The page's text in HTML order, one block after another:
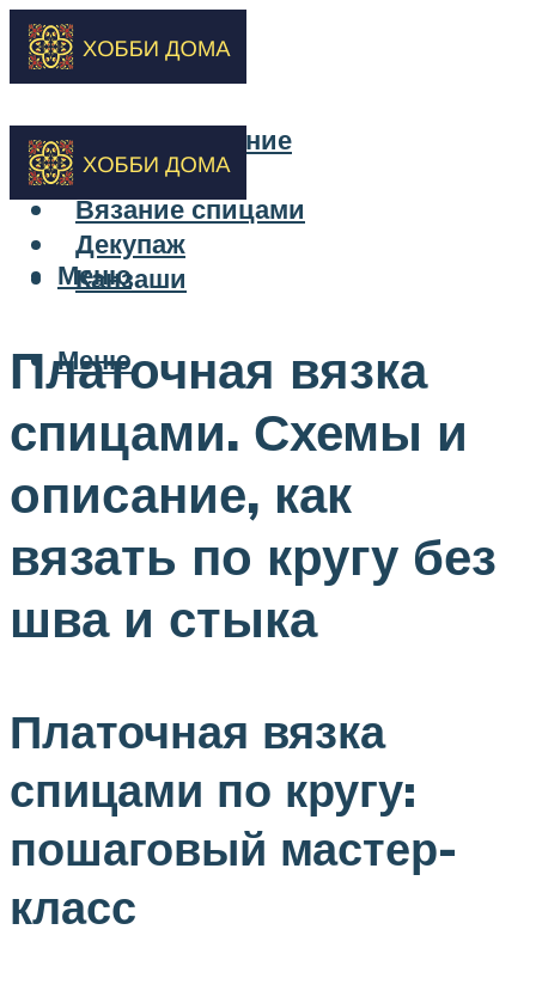
Бисероплетение
Вышивка
Вязание спицами
Декупаж
Канзаши
Меню
Меню
Платочная вязка
спицами. Схемы и
описание, как
вязать по кругу без
шва и стыка
Платочная вязка
спицами по кругу:
пошаговый мастер-
класс